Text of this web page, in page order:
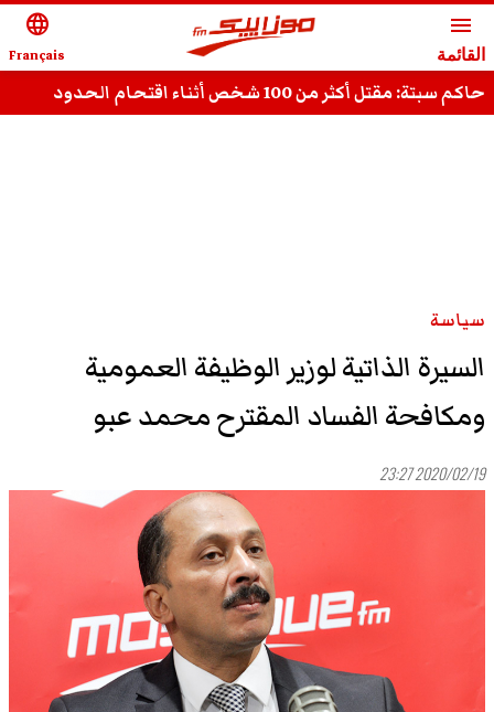
menu
القائمة
language
Français
حاكم سبتة: مقتل أكثر من 100 شخص أثناء اقتحام الحدود
سياسة
السيرة الذاتية لوزير الوظيفة العمومية
ومكافحة الفساد المقترح محمد عبو
2020/02/19 23:27